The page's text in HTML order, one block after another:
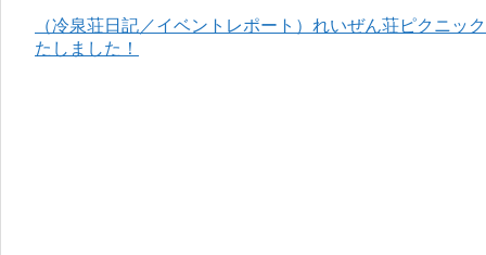
（冷泉荘日記／イベントレポート）れいぜん荘ピクニッ
たしました！